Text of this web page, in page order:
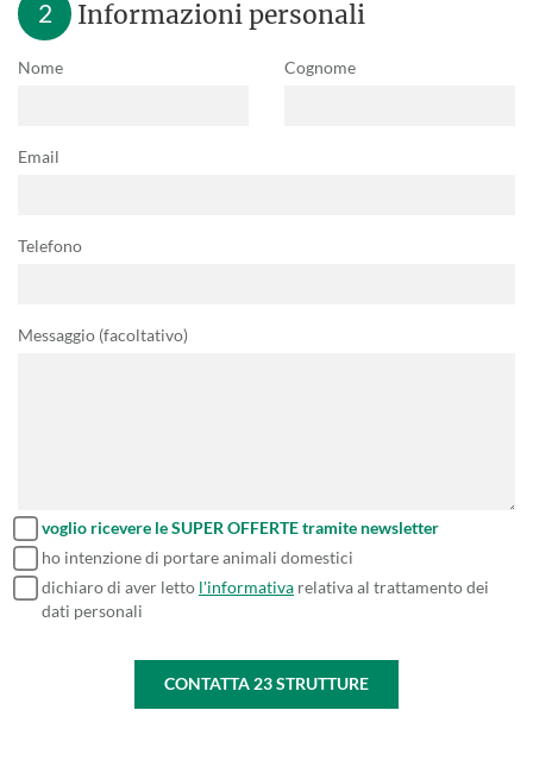
2 Informazioni personali
Nome Cognome
Email
Telefono
Messaggio (facoltativo)
voglio ricevere le SUPER OFFERTE tramite newsletter
ho intenzione di portare animali domestici
dichiaro di aver letto l'informativa relativa al trattamento dei
dati personali
CONTATTA 23STRUTTURE